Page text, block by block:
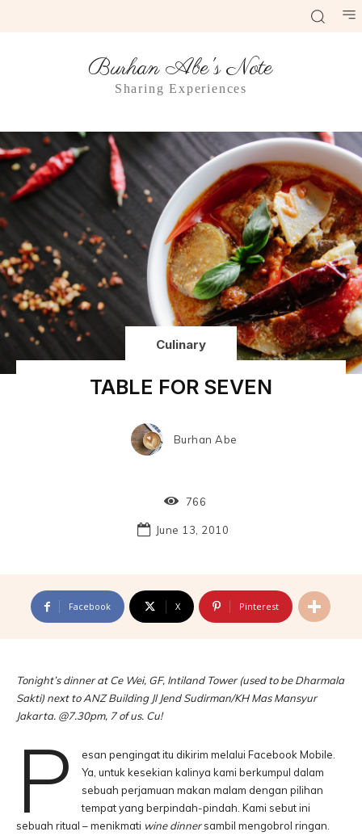
Burhan Abe's Note
Sharing Experiences
Culinary
TABLE FOR SEVEN
Burhan Abe
766
June 13, 2010
Facebook X Pinterest
Tonight’s dinner at Ce Wei, GF, Intiland Tower (used to be Dharmala
Sakti) next to ANZ Building Jl Jend Sudirman/KH Mas Mansyur
Jakarta. @7.30pm, 7 of us. Cu!
P
esan pengingat itu dikirim melalui Facebook Mobile.
Ya, untuk kesekian kalinya kami berkumpul dalam
sebuah perjamuan makan malam dengan pilihan
tempat yang berpindah-pindah. Kami sebut ini
sebuah ritual – menikmati wine dinnersambil mengobrol ringan.